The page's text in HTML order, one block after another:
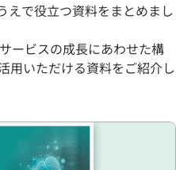
えで役立つ資料をまとめまし
ービスの成長にあわせた構
用いただける資料をご紹介し